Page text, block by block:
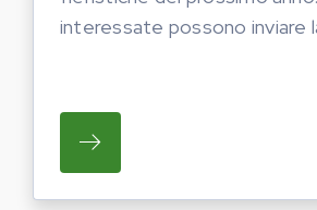
interessate possono inviare
SU REGIONE LAZIO E